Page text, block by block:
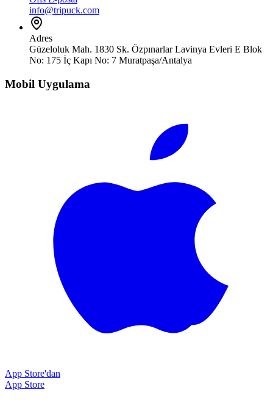
info@tripuck.com
Adres
Güzeloluk Mah. 1830 Sk. Özpınarlar Lavinya Evleri E Blok
No: 175 İç Kapı No: 7 Muratpaşa/Antalya
Mobil Uygulama
App Store'dan
App Store